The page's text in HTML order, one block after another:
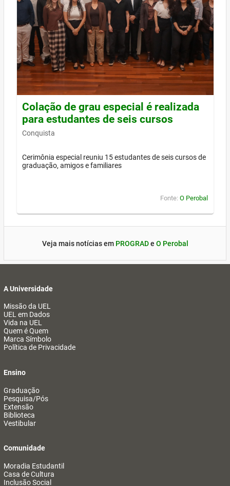
Colação de grau especial é realizada
para estudantes de seis cursos
Conquista
Cerimônia especial reuniu 15 estudantes de seis cursos de
graduação, amigos e familiares
Fonte: O Perobal
Veja mais notícias em PROGRADe O Perobal
A Universidade
Missão da UEL
UEL em Dados
Vida na UEL
Quem é Quem
Marca Símbolo
Política de Privacidade
Ensino
Graduação
Pesquisa/Pós
Extensão
Biblioteca
Vestibular
Comunidade
Moradia Estudantil
Casa de Cultura
Inclusão Social